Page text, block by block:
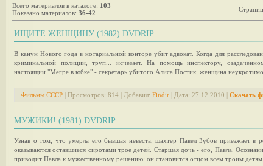
Всего материалов в каталоге: 103
Показано материалов: 36-42
ИЩИТЕ ЖЕНЩИНУ (1982) DVDRIP
В канун Нового года в нотариальной конторе убит адвокат. Когда для
криминальной полиции, труп... исчезает. На помощь инспектору,
настоящии "Мегре в юбке" - секретарь убитого Алиса Постик, женщина
Фильмы СССР | Просмотров: 814 | Добавил: Findir | Дата: 27.12.2010 | Скачать
МУЖИКИ! (1981) DVDRIP
Узнав о том, что умерла его бывшая невеста, шахтер Павел Зубов приезжает в
оказываются оставшиеся сиротами трое детей. Старшая дочь - его, Павла.
приводит Павла к мужественному решению: он становится отцом всем троим